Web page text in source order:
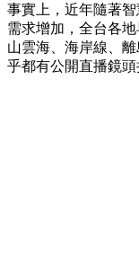
事實上，近年隨著
需求增加，全台各
山雲海、海岸線、
乎都有公開直播鏡頭